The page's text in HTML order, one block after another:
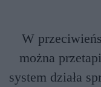
W
można
system działa